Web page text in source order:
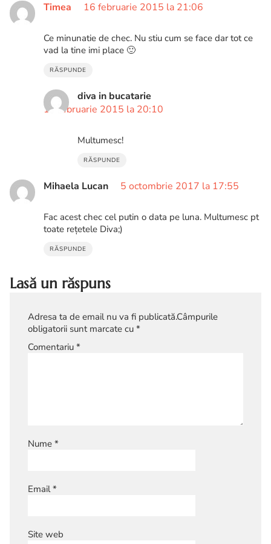
Timea 16 februarie 2015 la 21:06
Ce minunatie de chec. Nu stiu cum se face dar tot ce
vad la tine imi place 🙂
RĂSPUNDE
diva in bucatarie
17 februarie 2015 la 20:10
Multumesc!
RĂSPUNDE
Mihaela Lucan 5 octombrie 2017 la 17:55
Fac acest chec cel putin o data pe luna. Multumesc pt
toate rețetele Diva;)
RĂSPUNDE
Lasă un răspuns
Adresa ta de email nu va fi publicată.Câmpurile
obligatorii sunt marcate cu *
Comentariu *
Nume *
Email*
Site web